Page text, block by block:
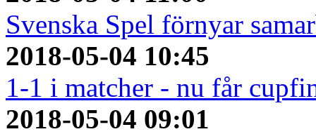
Svenska Spel förnyar
2018-05-04 10:45
1-1 i matcher - nu får
2018-05-04 09:01